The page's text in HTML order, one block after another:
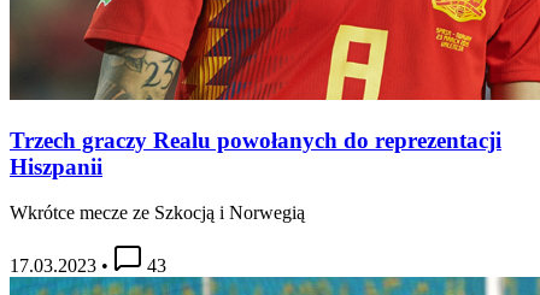
Trzech graczy Realu powołanych do reprezentacji
Hiszpanii
Wkrótce mecze ze Szkocją i Norwegią
17.03.2023 • 43